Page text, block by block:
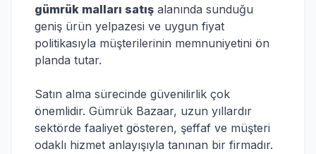
gümrük malları satış alanında sunduğu
geniş ürün yelpazesi ve uygun fiyat
politikasıyla müşterilerinin memnuniyetini ön
planda tutar.
Satın alma sürecinde güvenilirlik çok
önemlidir. Gümrük Bazaar, uzun yıllardır
sektörde faaliyet gösteren, şeffaf ve müşteri
odaklı hizmet anlayışıyla tanınan bir firmadır.